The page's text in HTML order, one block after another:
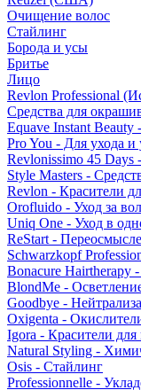
Очищение волос
Стайлинг
Борода и усы
Бритье
Лицо
Revlon Professional
Средства для
Equave Instant Beauty
Pro You - Для ухода и
Revlonissimo 45
Style Masters -
Revlon - Красители
Orofluido - Уход за
Uniq One - Уход в
ReStart -
Schwarzkopf
Bonacure Hairtherapy
BlondMe -
Goodbye -
Oxigenta -
Igora - Красители для
Natural Styling -
Osis - Стайлинг
Professionnelle -